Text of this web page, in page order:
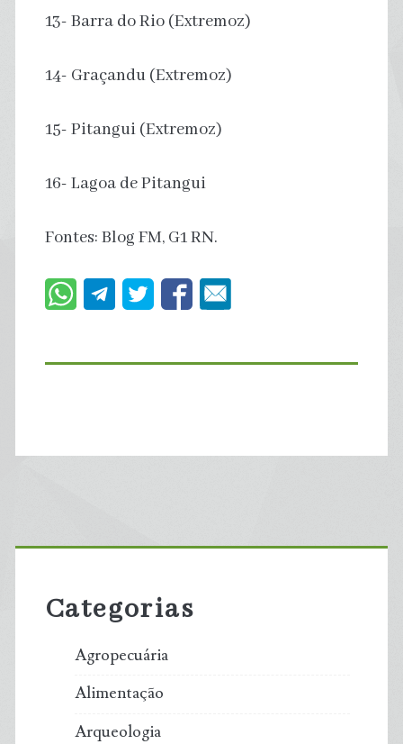
13- Barra do Rio (Extremoz)
14- Graçandu (Extremoz)
15- Pitangui (Extremoz)
16- Lagoa de Pitangui
Fontes: Blog FM, G1 RN.
Primary
Sidebar
Categorias
Agropecuária
Alimentação
Arqueologia